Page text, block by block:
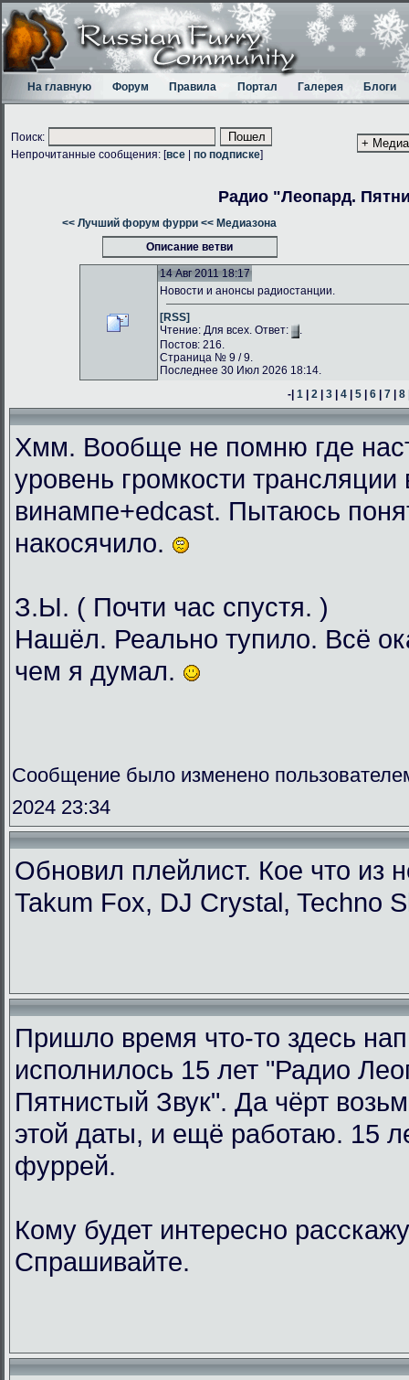
На главную Форум Правила Портал Галерея Блоги
Поиск:
Непрочитанные сообщения: [все по подписке]
Радио "Леопард.
<< Лучший форум фурри << Медиазона
Описание ветви
14 Авг 2011 18:17
Новости и анонсы радиостанции.
[RSS]
Чтение: Для всех. Ответ:
.
Постов: 216.
Страница № 9 / 9.
Последнее 30 Июл 2026 18:14.
-|1 |2 |3 |4 |5 |6 |7 |8
Хмм. Вообще не помню где
уровень громкости трансляции
винампе+edcast. Пытаюсь
накосячило.
З.Ы. ( Почти час спустя. )
Нашёл. Реально тупило. Всё
чем я думал.
Сообщение было изменено
2024 23:34
Обновил плейлист. Кое что из
Takum Fox, DJ Crystal, Techno
Пришло время что-то здесь
исполнилось 15 лет "Радио
Пятнистый Звук". Да чёрт
этой даты, и ещё работаю. 15
фуррей.
Кому будет интересно
Спрашивайте.